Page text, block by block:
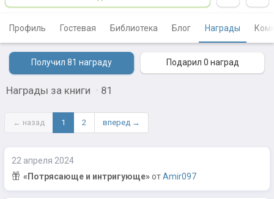
Профиль Гостевая Библиотека Блог Награды
Получил 81 награду Подарил 0 наград
Награды за книги · 81
← назад 1 2 вперед →
22 апреля 2024
«Потрясающе и интригующе»отAmir097